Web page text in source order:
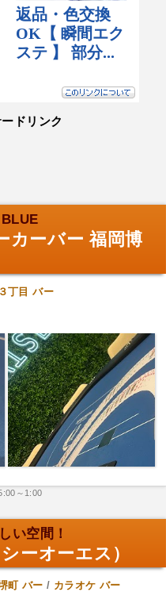
ドリンク
カーバー 福岡博
丁目 バー
～1:00
い空間！
ーオーエス）
町 バー / カラオケ バー